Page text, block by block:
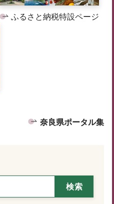
ふるさと納税特設ページ
奈良県ポータル集